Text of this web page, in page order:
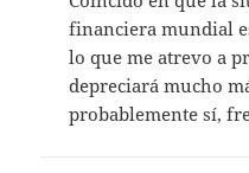
financiera mundial
lo que me atrevo a
depreciará mucho
probablemente sí,